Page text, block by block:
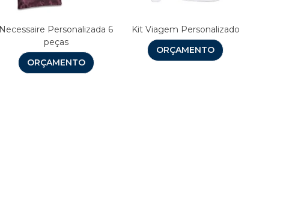
Necessaire Personalizada 6
peças
ORÇAMENTO
Kit Viagem Personalizado
ORÇAMENTO